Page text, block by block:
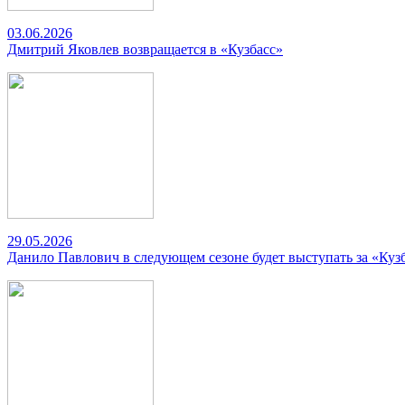
03.06.2026
Дмитрий Яковлев возвращается в «Кузбасс»
29.05.2026
Данило Павлович в следующем сезоне будет выступать за